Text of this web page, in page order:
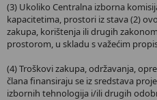
(3) Ukoliko Centralna izborna
kapacitetima, prostori iz stava (2)
zakupa, korištenja ili drugih
prostorom, u skladu s važećim
(4) Troškovi zakupa, održavanja,
člana finansiraju se iz sredstava
izbornih tehnologija i/ili drugih